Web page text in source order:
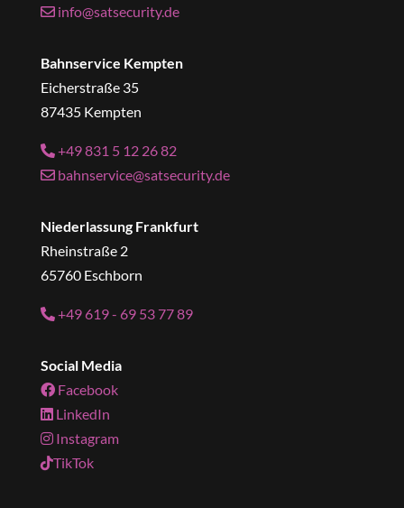
info@satsecurity.de
Bahnservice Kempten
Eicherstraße 35
87435 Kempten
+49 831 5 12 26 82
bahnservice@satsecurity.de
Niederlassung Frankfurt
Rheinstraße 2
65760 Eschborn
+49 619 - 69 53 77 89
Social Media
Facebook
LinkedIn
Instagram
TikTok